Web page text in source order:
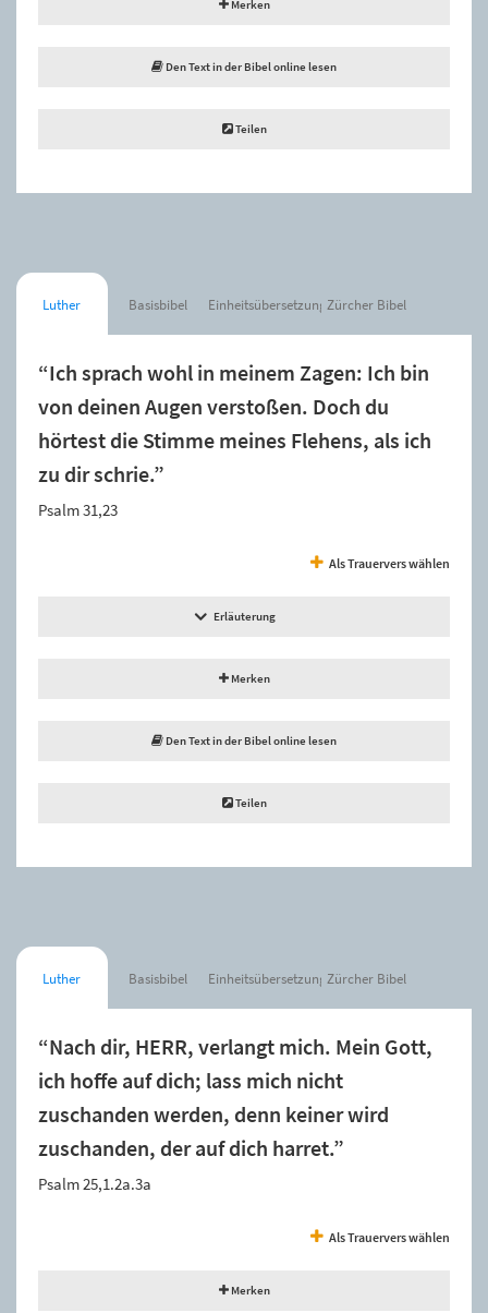
Merken
Den Text in der Bibel online lesen
Teilen
Luther Basisbibel Einheitsübersetzung Zürcher Bibel
“Ich sprach wohl in meinem Zagen: Ich bin
von deinen Augen verstoßen. Doch du
hörtest die Stimme meines Flehens, als ich
zu dir schrie.”
Psalm 31,23
Als Trauervers wählen
Erläuterung
Merken
Den Text in der Bibel online lesen
Teilen
Luther Basisbibel Einheitsübersetzung Zürcher Bibel
“Nach dir, HERR, verlangt mich. Mein Gott,
ich hoffe auf dich; lass mich nicht
zuschanden werden, denn keiner wird
zuschanden, der auf dich harret.”
Psalm 25,1.2a.3a
Als Trauervers wählen
Merken